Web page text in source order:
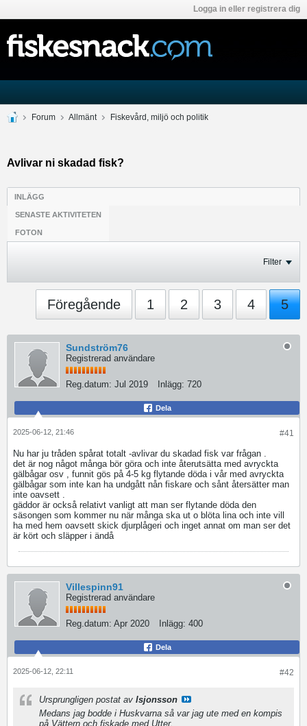
Logga in eller registrera dig
Forum Allmänt Fiskevård, miljö och politik
Avlivar ni skadad fisk?
INLÄGG
SENASTE AKTIVITETEN
FOTON
Filter
Föregående 1 2 3 4 5
Sundström76
Registrerad användare
Reg.datum: Jul 2019 Inlägg: 720
Dela
#41
2025-06-12, 21:46
Nu har ju tråden spårat totalt -avlivar du skadad fisk var frågan .
det är nog något många bör göra och inte återutsätta med avryckta
gälbågar osv , funnit gös på 4-5 kg flytande döda i vår med avryckta
gälbågar som inte kan ha undgått nån fiskare och sånt återsätter man
inte oavsett .
gäddor är också relativt vanligt att man ser flytande döda den
säsongen som kommer nu när många ska ut o blöta lina och inte vill
ha med hem oavsett skick djurplågeri och inget annat om man ser det
är kört och släpper i ändå
Villespinn91
Registrerad användare
Reg.datum: Apr 2020 Inlägg: 400
Dela
#42
2025-06-12, 22:11
Ursprungligen postat av lsjonsson
Medans jag bodde i Huskvarna så var jag ute med en kompis
på Vättern och fiskade med Utter.